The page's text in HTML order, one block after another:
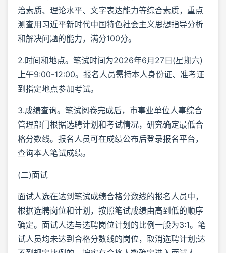
治素质、理论水平、文字表达能力等综合素质，重点
测查用习近平新时代中国特色社会主义思想指导分析
和解决问题的能力，满分100分。
2.时间和地点。笔试时间为2026年6月27日(星期六)
上午9:00-12:00。报名人员需持本人身份证、准考证
到指定地点参加考试。
3.成绩查询。笔试阅卷完成后，市事业单位人事综合
管理部门根据选聘计划和考试情况，研究确定最低合
格分数线。报名人员可在成绩公布后登录报名平台，
查询本人笔试成绩。
(二)面试
面试人选在达到笔试成绩合格分数线的报名人员中，
根据选聘岗位和计划，按照笔试成绩由高到低的顺序
确定。面试人选与选聘岗位计划的比例一般为3:1。笔
试人员均未达到合格分数线的岗位，取消选聘计划;达